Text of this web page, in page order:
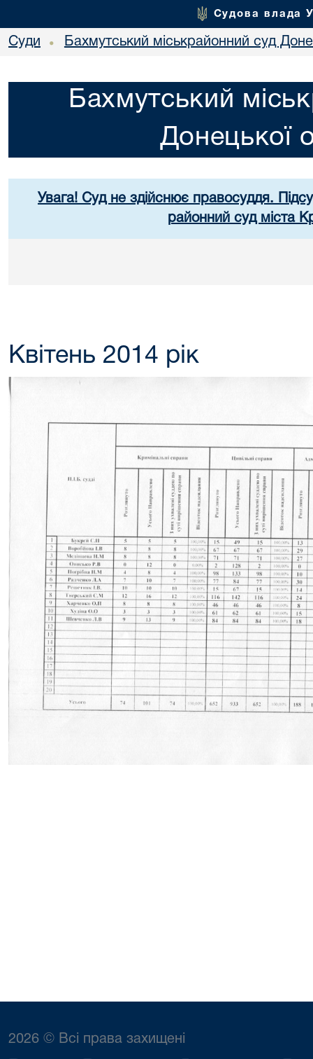
Судова влада
Суди • Бахмутський міськрайонний суд
Бахмутський
Донецької
Увага! Суд не здійснює правосуддя.
районний суд міста
Квітень 2014 рік
2026 © Всі права захищені